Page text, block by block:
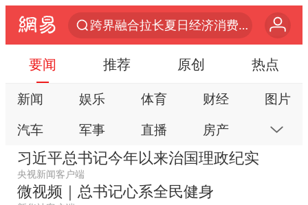
跨界融合拉长夏日经济消费链条
“白海豚”最新位置公布
上海大部迎大暴雨
要闻 推荐 原创 热点
新闻 娱乐 体育 财经
图片
汽车
军事 直播 房产
科技
公益
视频 手机 数码
网易号
时尚 家居 跟贴
习近平总书记今年以来治国理政纪实
央视新闻客户端
微视频｜总书记心系全民健身